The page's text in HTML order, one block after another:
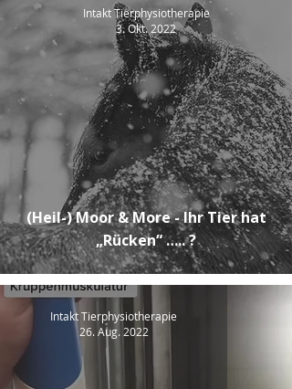
(Heil-) Moor & More - Ihr Tier hat
„Rücken“ ….. ?
Intakt Tierphysiotherapie
3. Okt. 2022
Intakt Tierphysiotherapie
26. Aug. 2022